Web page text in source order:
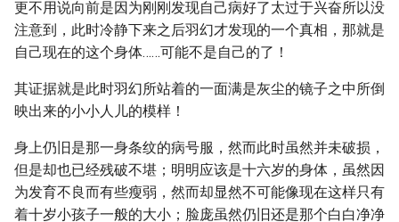
更不用说向前是因为刚刚发现自己病好了太过于兴奋所以没
注意到，此时冷静下来之后羽幻才发现的一个真相，那就是
自己现在的这个身体……可能不是自己的了！
其证据就是此时羽幻所站着的一面满是灰尘的镜子之中所倒
映出来的小小人儿的模样！
身上仍旧是那一身条纹的病号服，然而此时虽然并未破损，
但是却也已经残破不堪；明明应该是十六岁的身体，虽然因
为发育不良而有些瘦弱，然而却显然不可能像现在这样只有
着十岁小孩子一般的大小；脸庞虽然仍旧还是那个白白净净